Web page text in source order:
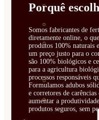
PLANTAS
Porquê
Somos fabricantes de
diretamente online, o
produtos 100% naturais
um preço justo para o
são 100% biológicos e
para a agricultura
processos responsáveis
Formulamos adubos
e corretores de
aumentar a
produtos seguros, sem